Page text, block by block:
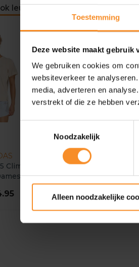
Toestemming
Deze website maakt gebruik
We gebruiken cookies om
websiteverkeer te
media, adverteren en
verstrekt of die ze hebben
Noodzakelijk
Alleen noodzakelijke
leuk vindt
Climacool
ADIDAS
adidas Adi365 Climacool
Shirt Dames
€ 34.95